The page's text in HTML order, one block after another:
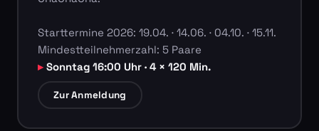
Starttermine 2026: 19.04. · 14.06. · 04.10. · 15.11.
Mindestteilnehmerzahl: 5 Paare
Sonntag 16:00 Uhr · 4 × 120 Min.
Zur Anmeldung